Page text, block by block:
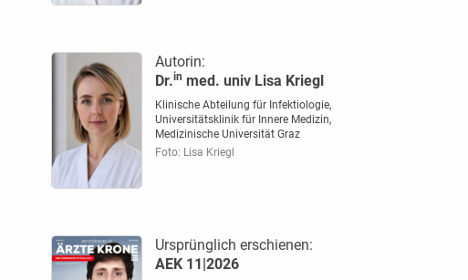
Autorin:
Dr.in med. univ Lisa Kriegl
Klinische Abteilung für Infektiologie,
Universitätsklinik für Innere Medizin,
Medizinische Universität Graz
Foto: Lisa Kriegl
Ursprünglich erschienen:
AEK 11|2026